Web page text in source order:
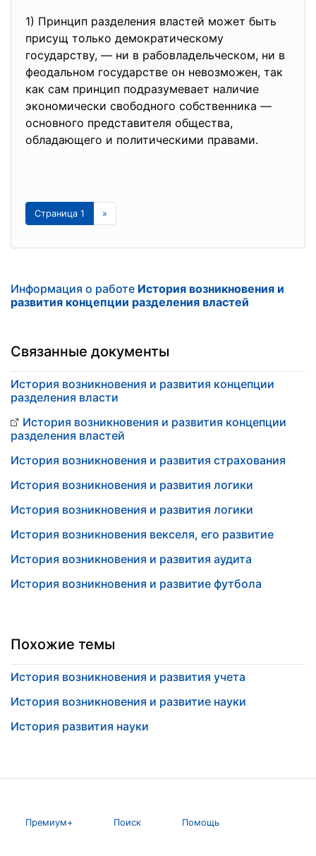
1) Принцип разделения властей может быть
присущ только демократическому
государству, — ни в рабовладельческом, ни в
феодальном государстве он невозможен, так
как сам принцип подразумевает наличие
экономически свободного собственника —
основного представителя общества,
обладающего и политическими правами.
Страница 1 »
Информация о работе История возникновения и
развития концепции разделения властей
Связанные документы
История возникновения и развития концепции
разделения власти
История возникновения и развития концепции
разделения властей
История возникновения и развития страхования
История возникновения и развития логики
История возникновения и развития логики
История возникновения векселя, его развитие
История возникновения и развития аудита
История возникновения и развитие футбола
Похожие темы
История возникновения и развития учета
История возникновения и развитие науки
История развития науки
Премиум+ Поиск Помощь